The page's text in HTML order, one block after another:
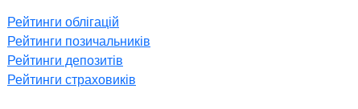
Рейтинги облігацій
Рейтинги позичальників
Рейтинги депозитів
Рейтинги страховиків